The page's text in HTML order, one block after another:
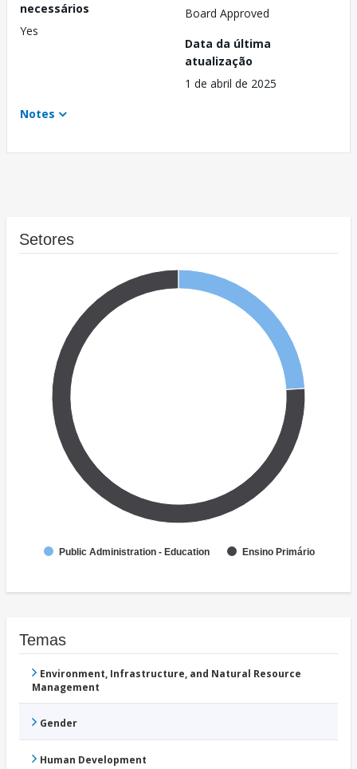
necessários
Yes
Board Approved
Data da última
atualização
1 de abril de 2025
Notes
Setores
Public Administration - Education Ensino Primário
Temas
Environment, Infrastructure, and Natural Resource
Management
Gender
Human Development